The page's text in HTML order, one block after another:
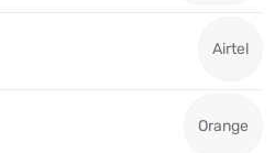
Airtel
Orange